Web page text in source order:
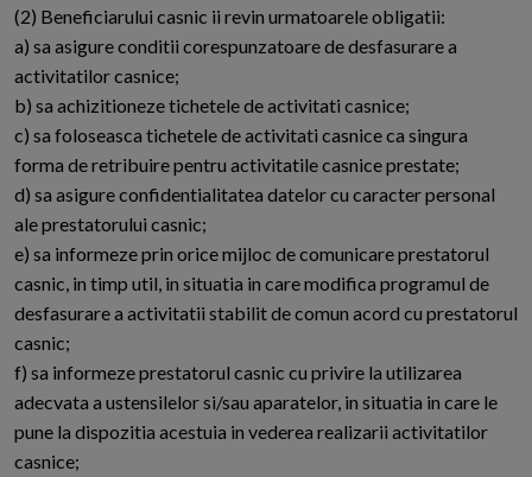
(2) Beneficiarului casnic ii revin urmatoarele obligatii:
a) sa asigure conditii corespunzatoare de desfasurare a
activitatilor casnice;
b) sa achizitioneze tichetele de activitati casnice;
c) sa foloseasca tichetele de activitati casnice ca singura
forma de retribuire pentru activitatile casnice prestate;
d) sa asigure confidentialitatea datelor cu caracter personal
ale prestatorului casnic;
e) sa informeze prin orice mijloc de comunicare prestatorul
casnic, in timp util, in situatia in care modifica programul de
desfasurare a activitatii stabilit de comun acord cu prestatorul
casnic;
f) sa informeze prestatorul casnic cu privire la utilizarea
adecvata a ustensilelor si/sau aparatelor, in situatia in care le
pune la dispozitia acestuia in vederea realizarii activitatilor
casnice;